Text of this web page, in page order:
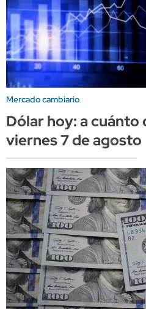
Mercado cambiario
Dólar hoy: a cuánto
viernes 7 de agosto